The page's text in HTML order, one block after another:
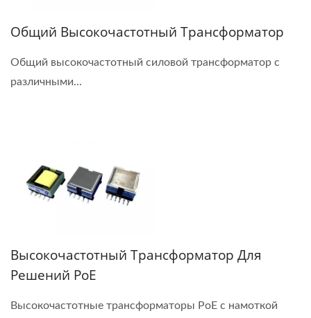
Общий Высокочастотный Трансформатор
Общий высокочастотный силовой трансформатор с
различными...
Высокочастотный Трансформатор Для
Решений PoE
Высокочастотные трансформаторы PoE с намоткой